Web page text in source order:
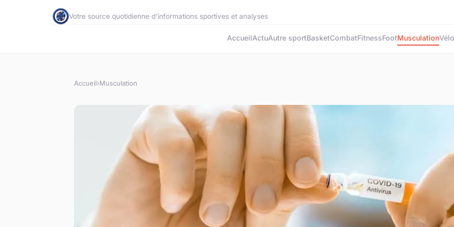
Votre source quotidienne d'informations sportives et analyses
AccueilActuAutre sportBasketCombatFitnessFootMusculationVélo
Accueil›Musculation